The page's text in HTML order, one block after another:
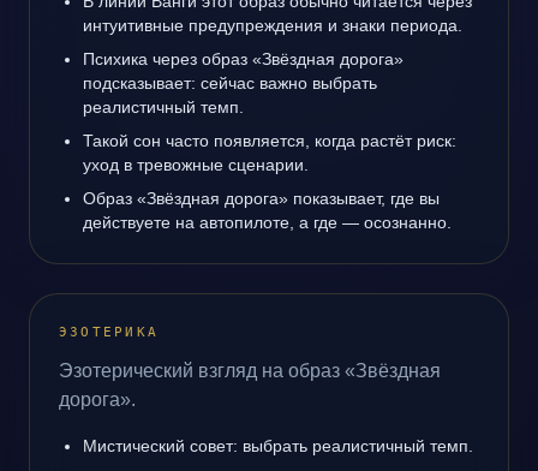
интуитивные предупреждения и знаки периода.
Психика через образ «Звёздная дорога»
подсказывает: сейчас важно выбрать
реалистичный темп.
Такой сон часто появляется, когда растёт риск:
уход в тревожные сценарии.
Образ «Звёздная дорога» показывает, где вы
действуете на автопилоте, а где — осознанно.
ЭЗОТЕРИКА
Эзотерический взгляд на образ «Звёздная
дорога».
Мистический совет: выбрать реалистичный темп.